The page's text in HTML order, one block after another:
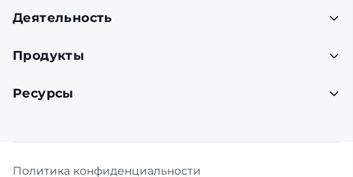
Деятельность
Продукты
Ресурсы
Политика конфиденциальности